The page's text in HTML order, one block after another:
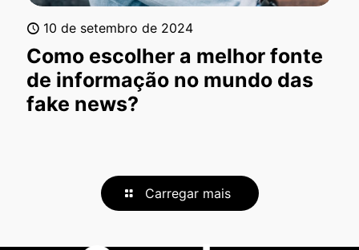
10 de setembro de 2024
Como escolher a melhor fonte
de informação no mundo das
fake news?
Carregar mais